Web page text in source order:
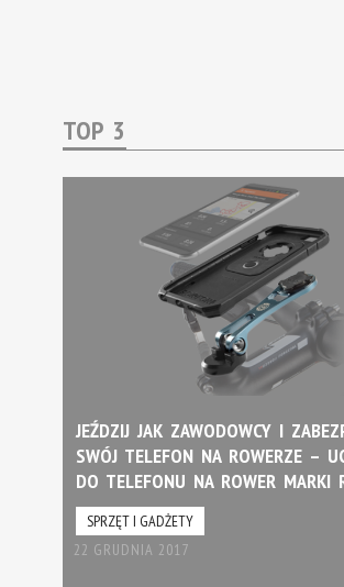
TOP 3
JEŹDZIJ JAK ZAWODOWCY I
SWÓJ TELEFON NA ROWERZE –
DO TELEFONU NA ROWER MARKI
SPRZĘT I GADŻETY
22 GRUDNIA 2017